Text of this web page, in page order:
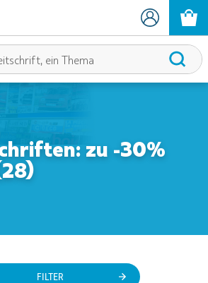
zu -30%
FILTER